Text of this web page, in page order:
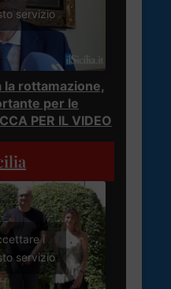
servizio
la rottamazione,
per le
PER IL VIDEO
i
servizio